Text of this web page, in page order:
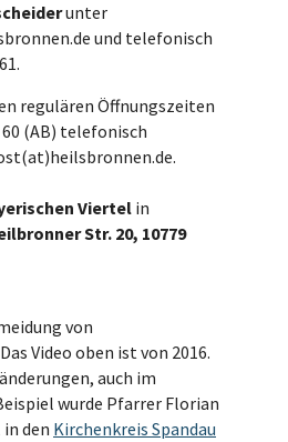
unter
und telefonisch
regulären Öffnungszeiten
(AB) telefonisch
Viertel in
Str. 20, 10779
von
Video oben ist von 2016.
auch im
wurde Pfarrer Florian
in den Kirchenkreis Spandau